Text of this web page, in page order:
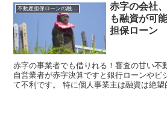
不動産担保ローンの融資情報
赤字の会社
も融資が可
担保ローン
赤字の事業者でも借りれる！審査の甘い不
自営業者が赤字決算ですと銀行ローンやビ
て不利です。 特に個人事業主は融資は絶